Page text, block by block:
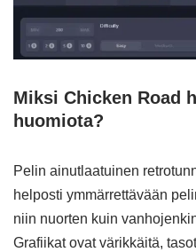
Miksi Chicken Road
huomiota?
Pelin ainutlaatuinen
helposti ymmärrettävään
niin nuorten kuin
Grafiikat ovat värikkäitä,